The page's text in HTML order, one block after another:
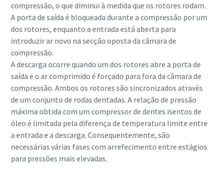
compressão, o que diminui à medida que os rotores rodam.
A porta de saída é bloqueada durante a compressão por um
dos rotores, enquanto a entrada está aberta para
introduzir ar novo na secção oposta da câmara de
compressão.
A descarga ocorre quando um dos rotores abre a porta de
saída e o ar comprimido é forçado para fora da câmara de
compressão. Ambos os rotores são sincronizados através
de um conjunto de rodas dentadas. A relação de pressão
máxima obtida com um compressor de dentes isentos de
óleo é limitada pela diferença de temperatura limite entre
a entrada e a descarga. Consequentemente, são
necessárias várias fases com arrefecimento entre estágios
para pressões mais elevadas.